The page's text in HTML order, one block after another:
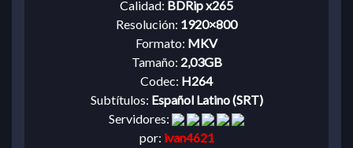
Calidad: BDRip x265
Resolución: 1920×800
Formato: MKV
Tamaño: 2,03GB
Codec: H264
Subtítulos: Español Latino (SRT)
Servidores:
por: ivan4621